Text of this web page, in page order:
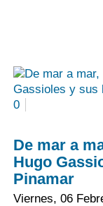
0
De mar a
Hugo
Pinamar
Viernes, 06